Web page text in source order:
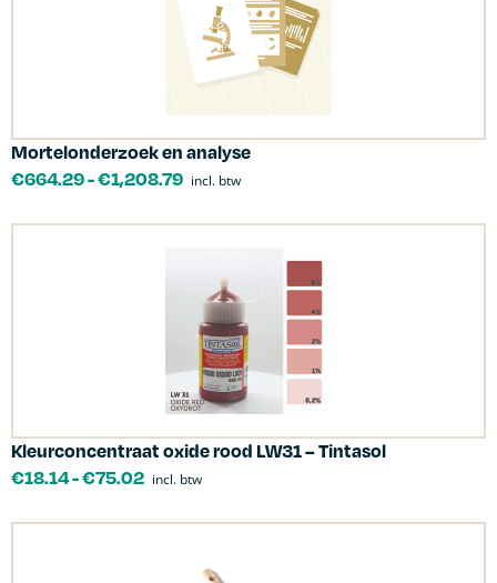
Mortelonderzoek en analyse
€664.29-€1,208.79 incl. btw
Kleurconcentraat oxide rood LW31 – Tintasol
€18.14-€75.02 incl. btw